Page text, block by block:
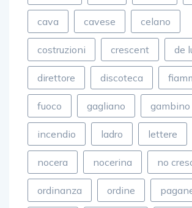
cava cavese celano
costruzioni crescent de
direttore discoteca
fuoco gagliano gambino
incendio ladro lettere
nocera nocerina no
ordinanza ordine